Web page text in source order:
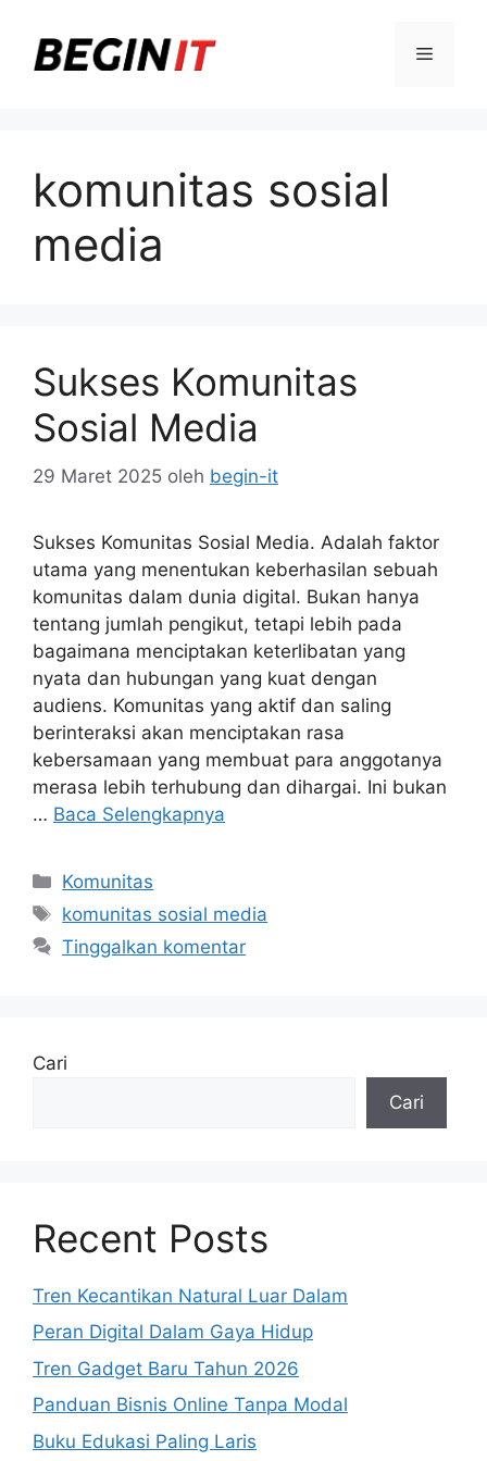
Menu
komunitas sosial
media
Sukses Komunitas
Sosial Media
29 Maret 2025 oleh begin-it
Sukses Komunitas Sosial Media. Adalah faktor
utama yang menentukan keberhasilan sebuah
komunitas dalam dunia digital. Bukan hanya
tentang jumlah pengikut, tetapi lebih pada
bagaimana menciptakan keterlibatan yang
nyata dan hubungan yang kuat dengan
audiens. Komunitas yang aktif dan saling
berinteraksi akan menciptakan rasa
kebersamaan yang membuat para anggotanya
merasa lebih terhubung dan dihargai. Ini bukan
… Baca Selengkapnya
Kategori
Komunitas
Tag
komunitas sosial media
Tinggalkan komentar
Cari
Cari
Recent Posts
Tren Kecantikan Natural Luar Dalam
Peran Digital Dalam Gaya Hidup
Tren Gadget Baru Tahun 2026
Panduan Bisnis Online Tanpa Modal
Buku Edukasi Paling Laris